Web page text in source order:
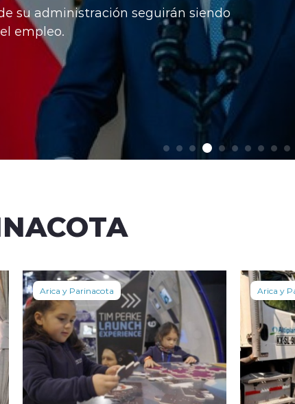
su administración seguirán siendo
empleo.
Arica y Parinacota Arica y